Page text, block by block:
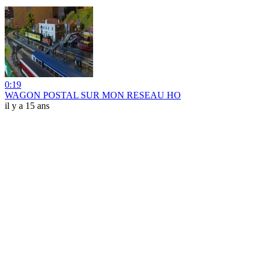
0:19
WAGON POSTAL SUR MON RESEAU HO
il y a 15 ans